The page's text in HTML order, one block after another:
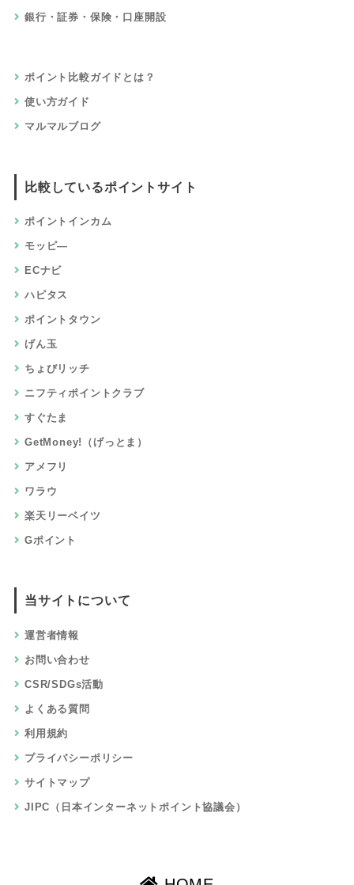
銀行・証券・保険・口座開設
ポイント比較ガイドとは？
使い方ガイド
マルマルブログ
比較しているポイントサイト
ポイントインカム
モッピ―
ECナビ
ハピタス
ポイントタウン
げん玉
ちょびリッチ
ニフティポイントクラブ
すぐたま
GetMoney!（げっとま）
アメフリ
ワラウ
楽天リーベイツ
Gポイント
当サイトについて
運営者情報
お問い合わせ
CSR/SDGs活動
よくある質問
利用規約
プライバシーポリシー
サイトマップ
JIPC（日本インターネットポイント協議会）